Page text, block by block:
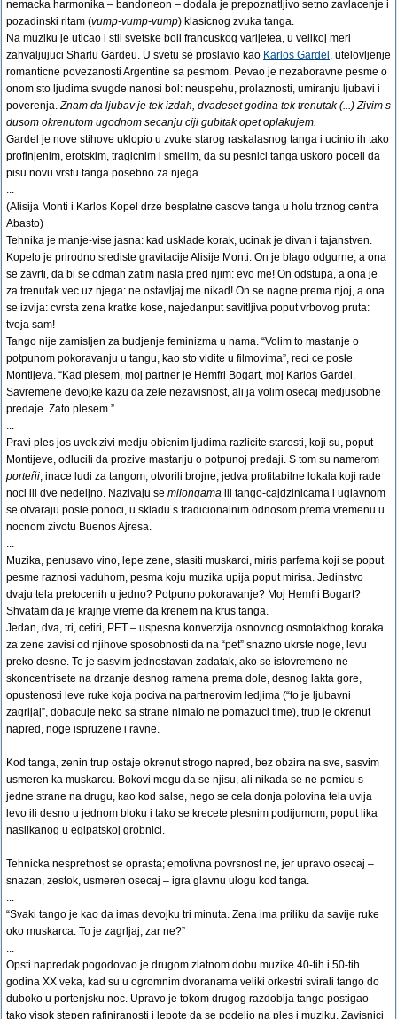
nemacka harmonika – bandoneon – dodala je prepoznatljivo setno zavlacenje i
pozadinski ritam (vump-vump-vump) klasicnog zvuka tanga.
Na muziku je uticao i stil svetske boli francuskog varijetea, u velikoj meri
zahvaljujuci Sharlu Gardeu. U svetu se proslavio kao Karlos Gardel , utelovljenje
romanticne povezanosti Argentine sa pesmom. Pevao je nezaboravne pesme o
onom sto ljudima svugde nanosi bol: neuspehu, prolaznosti, umiranju ljubavi i
poverenja.Znam da ljubav je tek izdah, dvadeset godina tek trenutak (...) Zivim s
dusom okrenutom ugodnom secanju ciji gubitak opet oplakujem.
Gardel je nove stihove uklopio u zvuke starog raskalasnog tanga i ucinio ih tako
profinjenim, erotskim, tragicnim i smelim, da su pesnici tanga uskoro poceli da
pisu novu vrstu tanga posebno za njega.
...
(Alisija Monti i Karlos Kopel drze besplatne casove tanga u holu trznog centra
Abasto)
Tehnika je manje-vise jasna: kad usklade korak, ucinak je divan i tajanstven.
Kopelo je prirodno srediste gravitacije Alisije Monti. On je blago odgurne, a ona
se zavrti, da bi se odmah zatim nasla pred njim: evo me! On odstupa, a ona je
za trenutak vec uz njega: ne ostavljaj me nikad! On se nagne prema njoj, a ona
se izvija: cvrsta zena kratke kose, najedanput savitljiva poput vrbovog pruta:
tvoja sam!
Tango nije zamisljen za budjenje feminizma u nama. “Volim to mastanje o
potpunom pokoravanju u tangu, kao sto vidite u filmovima”, reci ce posle
Montijeva. “Kad plesem, moj partner je Hemfri Bogart, moj Karlos Gardel.
Savremene devojke kazu da zele nezavisnost, ali ja volim osecaj medjusobne
predaje. Zato plesem.”
...
Pravi ples jos uvek zivi medju obicnim ljudima razlicite starosti, koji su, poput
Montijeve, odlucili da prozive mastariju o potpunoj predaji. S tom su namerom
porteñi, inace ludi za tangom, otvorili brojne, jedva profitabilne lokala koji rade
noci ili dve nedeljno. Nazivaju se milongama ili tango-cajdzinicama i uglavnom
se otvaraju posle ponoci, u skladu s tradicionalnim odnosom prema vremenu u
nocnom zivotu Buenos Ajresa.
...
Muzika, penusavo vino, lepe zene, stasiti muskarci, miris parfema koji se poput
pesme raznosi vaduhom, pesma koju muzika upija poput mirisa. Jedinstvo
dvaju tela pretocenih u jedno? Potpuno pokoravanje? Moj Hemfri Bogart?
Shvatam da je krajnje vreme da krenem na krus tanga.
Jedan, dva, tri, cetiri, PET – uspesna konverzija osnovnog osmotaktnog koraka
za zene zavisi od njihove sposobnosti da na “pet” snazno ukrste noge, levu
preko desne. To je sasvim jednostavan zadatak, ako se istovremeno ne
skoncentrisete na drzanje desnog ramena prema dole, desnog lakta gore,
opustenosti leve ruke koja pociva na partnerovim ledjima (“to je ljubavni
zagrljaj”, dobacuje neko sa strane nimalo ne pomazuci time), trup je okrenut
napred, noge ispruzene i ravne.
...
Kod tanga, zenin trup ostaje okrenut strogo napred, bez obzira na sve, sasvim
usmeren ka muskarcu. Bokovi mogu da se njisu, ali nikada se ne pomicu s
jedne strane na drugu, kao kod salse, nego se cela donja polovina tela uvija
levo ili desno u jednom bloku i tako se krecete plesnim podijumom, poput lika
naslikanog u egipatskoj grobnici.
...
Tehnicka nespretnost se oprasta; emotivna povrsnost ne, jer upravo osecaj –
snazan, zestok, usmeren osecaj – igra glavnu ulogu kod tanga.
...
“Svaki tango je kao da imas devojku tri minuta. Zena ima priliku da savije ruke
oko muskarca. To je zagrljaj, zar ne?”
...
Opsti napredak pogodovao je drugom zlatnom dobu muzike 40-tih i 50-tih
godina XX veka, kad su u ogromnim dvoranama veliki orkestri svirali tango do
duboko u portenjsku noc. Upravo je tokom drugog razdoblja tango postigao
tako visok stepen rafiniranosti i lepote da se podelio na ples i muziku. Zavisnici